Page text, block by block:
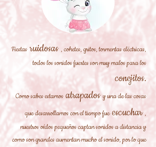
Fiestas ruidosas , cohetes, gritos, tormentas eléctricas,
todos los sonidos fuertes son muy malos para los
conejitos.
Como sabes estamos atrapados y una de las cosas
que desarrollamos con el tiempo fue escuchar ,
nuestros oídos pequeños captan sonidos a distancia y
como son grandes aumentan mucho el sonido, por lo que